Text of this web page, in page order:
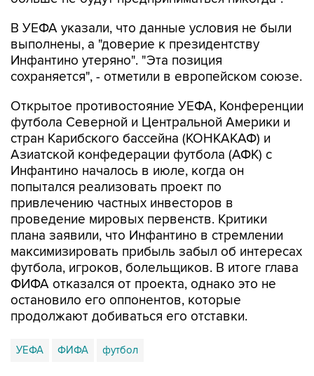
В УЕФА указали, что данные условия не были
выполнены, а "доверие к президентству
Инфантино утеряно". "Эта позиция
сохраняется", - отметили в европейском союзе.
Открытое противостояние УЕФА, Конференции
футбола Северной и Центральной Америки и
стран Карибского бассейна (КОНКАКАФ) и
Азиатской конфедерации футбола (АФК) с
Инфантино началось в июле, когда он
попытался реализовать проект по
привлечению частных инвесторов в
проведение мировых первенств. Критики
плана заявили, что Инфантино в стремлении
максимизировать прибыль забыл об интересах
футбола, игроков, болельщиков. В итоге глава
ФИФА отказался от проекта, однако это не
остановило его оппонентов, которые
продолжают добиваться его отставки.
УЕФА ФИФА футбол